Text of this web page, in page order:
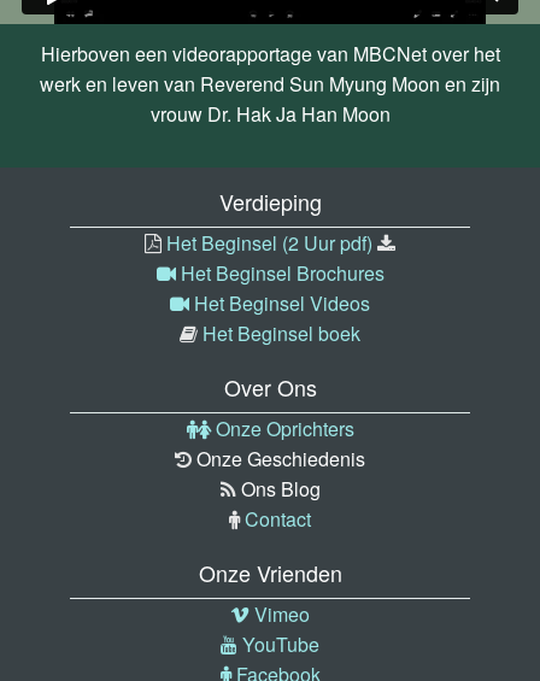
Hierboven een videorapportage van MBCNet over het
werk en leven van Reverend Sun Myung Moon en zijn
vrouw Dr. Hak Ja Han Moon
Verdieping
Het Beginsel (2 Uur pdf)
Het Beginsel Brochures
Het Beginsel Videos
Het Beginsel boek
Over Ons
Onze Oprichters
Onze Geschiedenis
Ons Blog
Contact
Onze Vrienden
Vimeo
YouTube
Facebook